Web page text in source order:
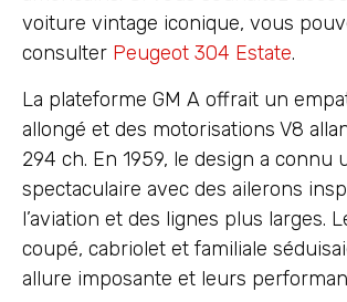
voiture vintage iconique, vous
consulter Peugeot 304 Estate.
La plateforme GM A offrait un
allongé et des motorisations V8
294 ch. En 1959, le design a connu
spectaculaire avec des ailerons
l’aviation et des lignes plus larges.
coupé, cabriolet et familiale
allure imposante et leurs